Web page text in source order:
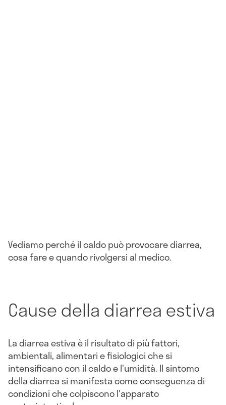
Vediamo perché il caldo può provocare diarrea,
cosa fare e quando rivolgersi al medico.
Cause della diarrea estiva
La diarrea estiva è il risultato di più fattori,
ambientali, alimentari e fisiologici che si
intensificano con il caldo e l'umidità. Il sintomo
della diarrea si manifesta come conseguenza di
condizioni che colpiscono l'apparato